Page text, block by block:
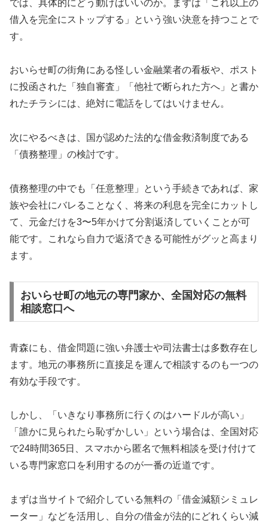
では、具体的にどう動けばいいのか。まずは「これ以上の
借入を完全にストップする」という強い決意を持つことで
す。
おいらせ町の街角にある怪しい金融業者の看板や、ポスト
に投函された「独自審査」「他社で断られた方へ」と書か
れたチラシには、絶対に電話をしてはいけません。
次にやるべきは、国が認めた法的な借金救済制度である
「債務整理」の検討です。
債務整理の中でも「任意整理」という手続きであれば、家
族や会社にバレることなく、将来の利息を完全にカットし
て、元金だけを3〜5年かけて分割返済していくことが可
能です。これなら自力で返済できる可能性がグッと高まり
ます。
おいらせ町の地元の専門家か、全国対応の無料
相談窓口へ
青森にも、借金問題に強い弁護士や司法書士は多数存在し
ます。地元の事務所に直接足を運んで相談するのも一つの
有効な手段です。
しかし、「いきなり事務所に行くのはハードルが高い」
「誰かに見られたら恥ずかしい」という場合は、全国対応
で24時間365日、スマホから匿名で無料相談を受け付けて
いる専門家窓口を利用するのが一番の近道です。
まずは当サイトで紹介している無料の「借金減額シミュレ
ーター」などを活用し、自分の借金が法的にどれくらい減